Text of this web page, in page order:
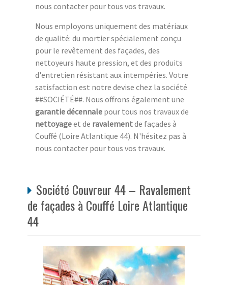
nous contacter pour tous vos travaux.
Nous employons uniquement des matériaux
de qualité: du mortier spécialement conçu
pour le revêtement des façades, des
nettoyeurs haute pression, et des produits
d'entretien résistant aux intempéries. Votre
satisfaction est notre devise chez la société
##SOCIÉTÉ##. Nous offrons également une
garantie décennale pour tous nos travaux de
nettoyageet de ravalementde façades à
Couffé (Loire Atlantique 44). N'hésitez pas à
nous contacter pour tous vos travaux.
Société Couvreur 44 – Ravalement
de façades à Couffé Loire Atlantique
44